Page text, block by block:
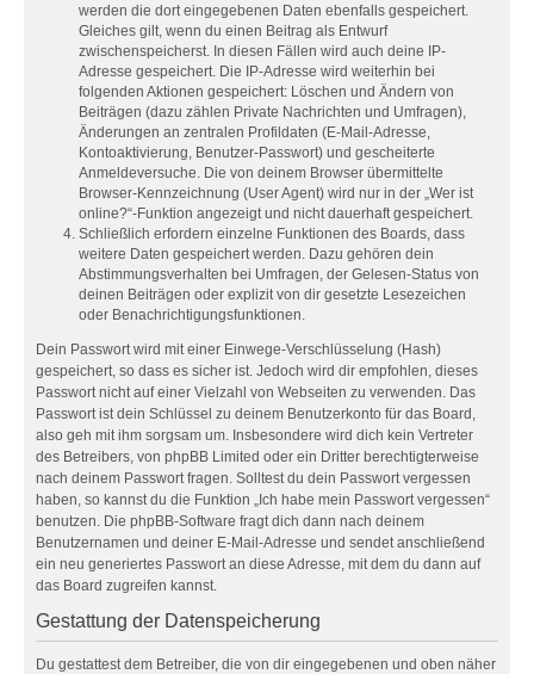
werden die dort eingegebenen Daten ebenfalls gespeichert.
Gleiches gilt, wenn du einen Beitrag als Entwurf
zwischenspeicherst. In diesen Fällen wird auch deine IP-
Adresse gespeichert. Die IP-Adresse wird weiterhin bei
folgenden Aktionen gespeichert: Löschen und Ändern von
Beiträgen (dazu zählen Private Nachrichten und Umfragen),
Änderungen an zentralen Profildaten (E-Mail-Adresse,
Kontoaktivierung, Benutzer-Passwort) und gescheiterte
Anmeldeversuche. Die von deinem Browser übermittelte
Browser-Kennzeichnung (User Agent) wird nur in der „Wer ist
online?“-Funktion angezeigt und nicht dauerhaft gespeichert.
Schließlich erfordern einzelne Funktionen des Boards, dass
weitere Daten gespeichert werden. Dazu gehören dein
Abstimmungsverhalten bei Umfragen, der Gelesen-Status von
deinen Beiträgen oder explizit von dir gesetzte Lesezeichen
oder Benachrichtigungsfunktionen.
Dein Passwort wird mit einer Einwege-Verschlüsselung (Hash)
gespeichert, so dass es sicher ist. Jedoch wird dir empfohlen, dieses
Passwort nicht auf einer Vielzahl von Webseiten zu verwenden. Das
Passwort ist dein Schlüssel zu deinem Benutzerkonto für das Board,
also geh mit ihm sorgsam um. Insbesondere wird dich kein Vertreter
des Betreibers, von phpBB Limited oder ein Dritter berechtigterweise
nach deinem Passwort fragen. Solltest du dein Passwort vergessen
haben, so kannst du die Funktion „Ich habe mein Passwort vergessen“
benutzen. Die phpBB-Software fragt dich dann nach deinem
Benutzernamen und deiner E-Mail-Adresse und sendet anschließend
ein neu generiertes Passwort an diese Adresse, mit dem du dann auf
das Board zugreifen kannst.
Gestattung der Datenspeicherung
Du gestattest dem Betreiber, die von dir eingegebenen und oben näher